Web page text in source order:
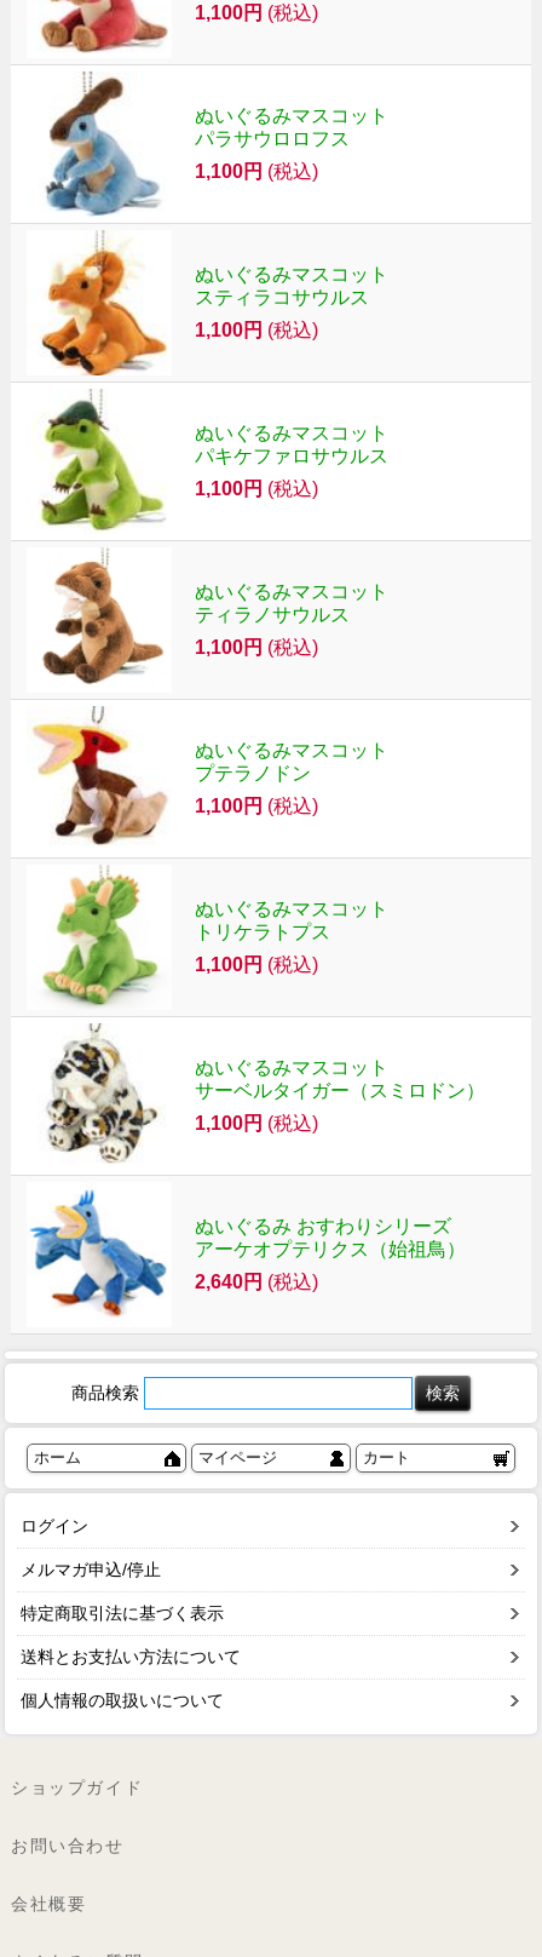
1,100円 (税込)
ぬいぐるみマスコット
パラサウロロフス
1,100円 (税込)
ぬいぐるみマスコット
スティラコサウルス
1,100円 (税込)
ぬいぐるみマスコット
パキケファロサウルス
1,100円 (税込)
ぬいぐるみマスコット
ティラノサウルス
1,100円 (税込)
ぬいぐるみマスコット
プテラノドン
1,100円 (税込)
ぬいぐるみマスコット
トリケラトプス
1,100円 (税込)
ぬいぐるみマスコット
サーベルタイガー（スミロドン）
1,100円 (税込)
ぬいぐるみ おすわりシリーズ
アーケオプテリクス（始祖鳥）
2,640円 (税込)
商品検索
ホーム マイページ カート
ログイン
メルマガ申込/停止
特定商取引法に基づく表示
送料とお支払い方法について
個人情報の取扱いについて
ショップガイド
お問い合わせ
会社概要